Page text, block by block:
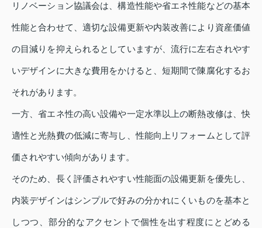
リノベーション協議会は、構造性能や省エネ性能などの基本
性能と合わせて、適切な設備更新や内装改善により資産価値
の目減りを抑えられるとしていますが、流行に左右されやす
いデザインに大きな費用をかけると、短期間で陳腐化するお
それがあります。
一方、省エネ性の高い設備や一定水準以上の断熱改修は、快
適性と光熱費の低減に寄与し、性能向上リフォームとして評
価されやすい傾向があります。
そのため、長く評価されやすい性能面の設備更新を優先し、
内装デザインはシンプルで好みの分かれにくいものを基本と
しつつ、部分的なアクセントで個性を出す程度にとどめる